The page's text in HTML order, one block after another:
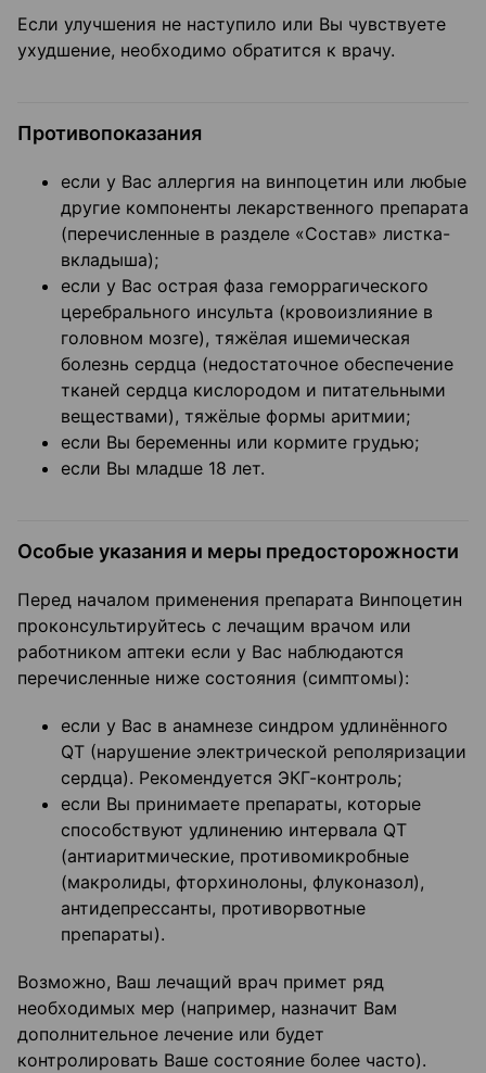
Если улучшения не наступило или Вы чувствуете
ухудшение, необходимо обратится к врачу.
Противопоказания
если у Вас аллергия на винпоцетин или любые
другие компоненты лекарственного препарата
(перечисленные в разделе «Состав» листка-
вкладыша);
если у Вас острая фаза геморрагического
церебрального инсульта (кровоизлияние в
головном мозге), тяжёлая ишемическая
болезнь сердца (недостаточное обеспечение
тканей сердца кислородом и питательными
веществами), тяжёлые формы аритмии;
если Вы беременны или кормите грудью;
если Вы младше 18 лет.
Особые указания и меры предосторожности
Перед началом применения препарата Винпоцетин
проконсультируйтесь с лечащим врачом или
работником аптеки если у Вас наблюдаются
перечисленные ниже состояния (симптомы):
если у Вас в анамнезе синдром удлинённого
QT (нарушение электрической реполяризации
сердца). Рекомендуется ЭКГ-контроль;
если Вы принимаете препараты, которые
способствуют удлинению интервала QT
(антиаритмические, противомикробные
(макролиды, фторхинолоны, флуконазол),
антидепрессанты, противорвотные
препараты).
Возможно, Ваш лечащий врач примет ряд
необходимых мер (например, назначит Вам
дополнительное лечение или будет
контролировать Ваше состояние более часто).